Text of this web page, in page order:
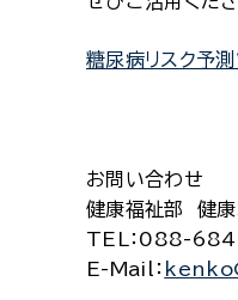
糖尿病リスク予
お問い合わせ
健康福祉部 健康
TEL
：088-
E-Mail
：